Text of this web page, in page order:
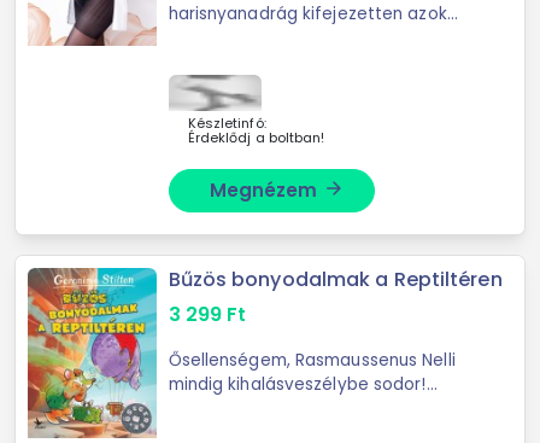
harisnyanadrág kifejezetten azok
harisnyanadrág különleges ...
Készletinfó:
Érdeklődj a boltban!
Megnézem arrow_forward
Bűzös bonyodalmak a Reptiltéren
3 299 Ft
Ősellenségem, Rasmaussenus Nelli
mindig kihalásveszélybe sodor!